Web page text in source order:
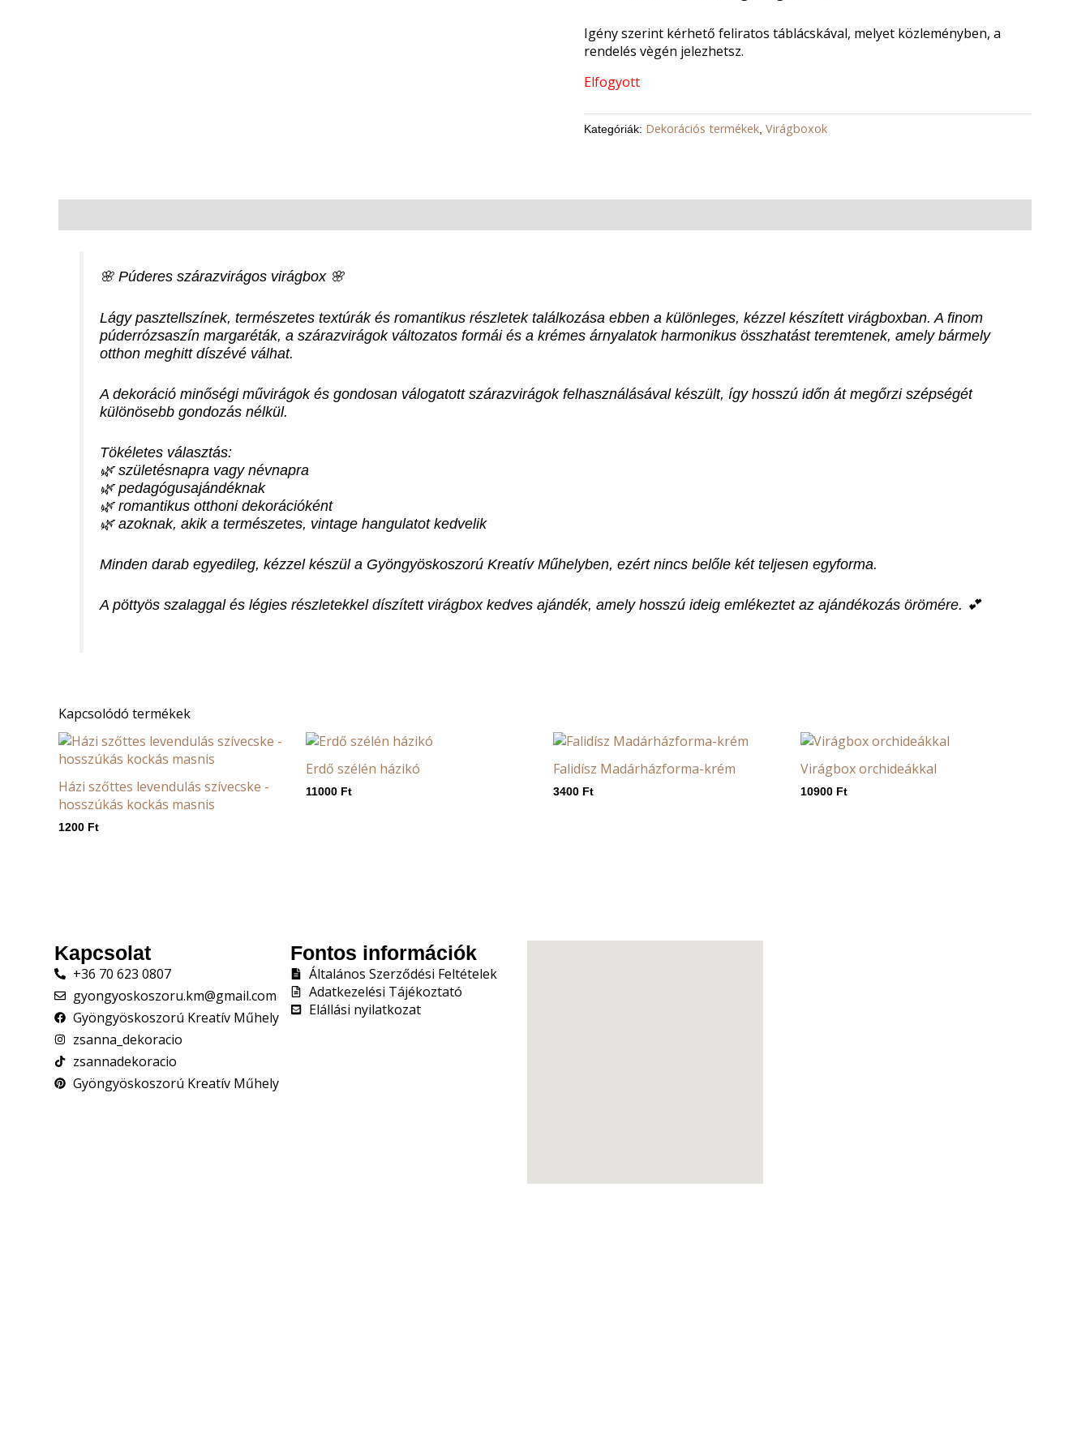
Igény szerint kérhető feliratos táblácskával, melyet közleményben, a
rendelés vègén jelezhetsz.
Elfogyott
Kategóriák: Dekorációs termékek, Virágboxok
🌸 Púderes szárazvirágos virágbox 🌸
Lágy pasztellszínek, természetes textúrák és romantikus részletek találkozása ebben a különleges, kézzel készített virágboxban. A finom
púderrózsaszín margaréták, a szárazvirágok változatos formái és a krémes árnyalatok harmonikus összhatást teremtenek, amely bármely
otthon meghitt díszévé válhat.
A dekoráció minőségi művirágok és gondosan válogatott szárazvirágok felhasználásával készült, így hosszú időn át megőrzi szépségét
különösebb gondozás nélkül.
Tökéletes választás:
🌿 születésnapra vagy névnapra
🌿 pedagógusajándéknak
🌿 romantikus otthoni dekorációként
🌿 azoknak, akik a természetes, vintage hangulatot kedvelik
Minden darab egyedileg, kézzel készül a Gyöngyöskoszorú Kreatív Műhelyben, ezért nincs belőle két teljesen egyforma.
A pöttyös szalaggal és légies részletekkel díszített virágbox kedves ajándék, amely hosszú ideig emlékeztet az ajándékozás örömére. 💕
Kapcsolódó termékek
Házi szőttes levendulás szívecske -
hosszúkás kockás masnis
1200 Ft
Erdő szélén házikó
11000 Ft
Falidísz Madárházforma-krém
3400 Ft
Virágbox orchideákkal
10900 Ft
Kapcsolat
+36 70 623 0807
gyongyoskoszoru.km@gmail.com
Gyöngyöskoszorú Kreatív Műhely
zsanna_dekoracio
zsannadekoracio
Gyöngyöskoszorú Kreatív Műhely
Fontos információk
Általános Szerződési Feltételek
Adatkezelési Tájékoztató
Elállási nyilatkozat